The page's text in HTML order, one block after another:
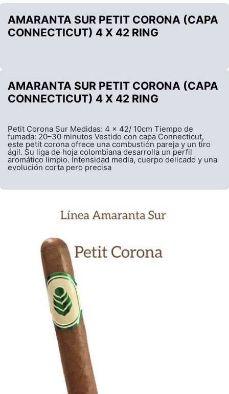
AMARANTA SUR PETIT CORONA (CAPA
CONNECTICUT) 4 X 42 RING
AMARANTA SUR PETIT CORONA (CAPA
CONNECTICUT) 4 X 42 RING
Petit Corona Sur Medidas: 4 x 42/ 10cm Tiempo de
fumada: 20–30 minutos Vestido con capa Connecticut,
este petit corona ofrece una combustión pareja y un tiro
ágil. Su liga de hoja colombiana desarrolla un perfil
aromático limpio. Intensidad media, cuerpo delicado y una
evolución corta pero precisa